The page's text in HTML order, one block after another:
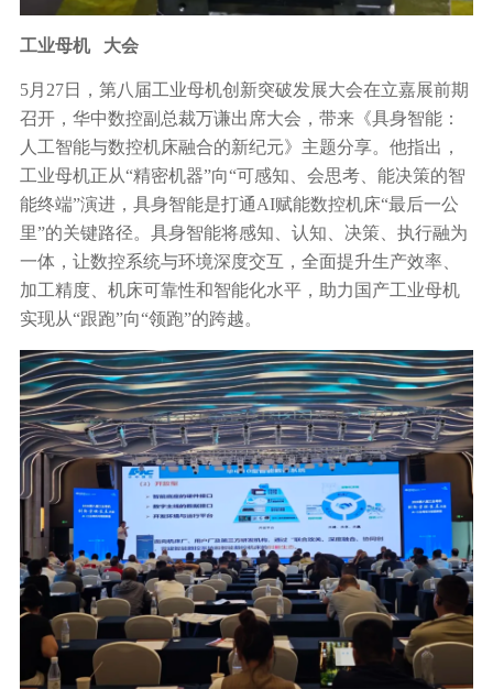
工业母机 大会
5月27日，第八届工业母机创新突破发展大会在立嘉展前期
召开，华中数控副总裁万谦出席大会，带来《具身智能：
人工智能与数控机床融合的新纪元》主题分享。他指出，
工业母机正从“精密机器”向“可感知、会思考、能决策的智
能终端”演进，具身智能是打通AI赋能数控机床“最后一公
里”的关键路径。具身智能将感知、认知、决策、执行融为
一体，让数控系统与环境深度交互，全面提升生产效率、
加工精度、机床可靠性和智能化水平，助力国产工业母机
实现从“跟跑”向“领跑”的跨越。